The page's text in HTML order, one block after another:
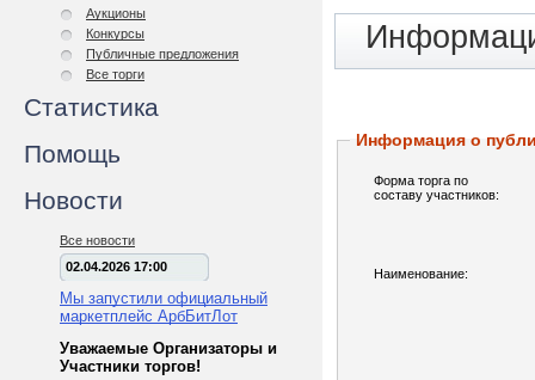
Аукционы
Конкурсы
Публичные предложения
Все торги
Статистика
Помощь
Новости
Все новости
02.04.2026 17:00
Мы запустили официальный
маркетплейс АрбБитЛот
Уважаемые Организаторы и
Участники торгов!
Информация о
Форма торга по
составу участников:
Наименование: